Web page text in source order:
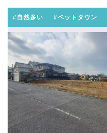
#自然多い #ベットタウン